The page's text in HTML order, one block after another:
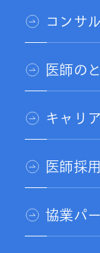
コンサ
医師の
キャリ
医師採
協業パ